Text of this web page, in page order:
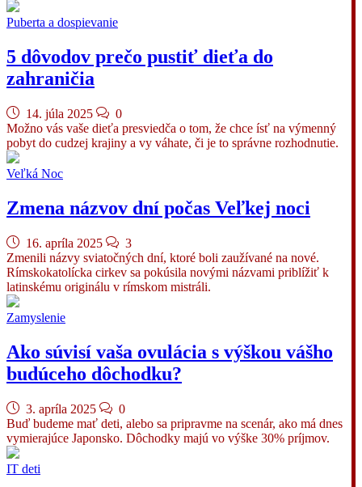
Puberta a dospievanie
5 dôvodov prečo pustiť dieťa do
zahraničia
14. júla 2025
0
Možno vás vaše dieťa presviedča o tom, že chce ísť na výmenný
pobyt do cudzej krajiny a vy váhate, či je to správne rozhodnutie.
Veľká Noc
Zmena názvov dní počas Veľkej noci
16. apríla 2025
3
Zmenili názvy sviatočných dní, ktoré boli zaužívané na nové.
Rímskokatolícka cirkev sa pokúsila novými názvami priblížiť k
latinskému originálu v rímskom mistráli.
Zamyslenie
Ako súvisí vaša ovulácia s výškou vášho
budúceho dôchodku?
3. apríla 2025
0
Buď budeme mať deti, alebo sa pripravme na scenár, ako má dnes
vymierajúce Japonsko. Dôchodky majú vo výške 30% príjmov.
IT deti